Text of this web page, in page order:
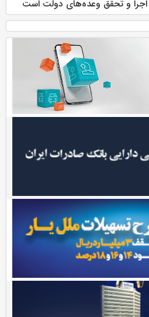
و تحقق وعده‌های دولت است